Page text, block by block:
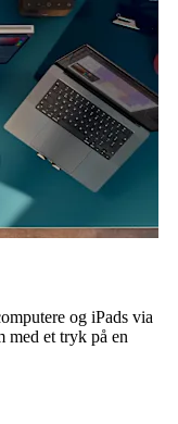
og iPads via
med et tryk på en